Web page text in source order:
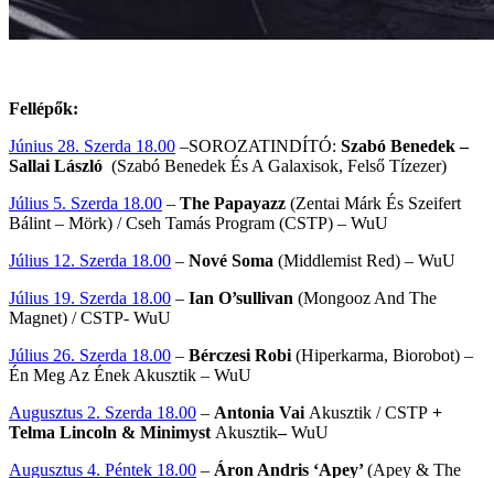
Fellépők:
Június 28. Szerda 18.00 –SOROZATINDÍTÓ: Szabó Benedek –
Sallai László (Szabó Benedek És A Galaxisok, Felső Tízezer)
Július 5. Szerda 18.00 – The Papayazz (Zentai Márk És Szeifert
Bálint – Mörk) / Cseh Tamás Program (CSTP) – WuU
Július 12. Szerda 18.00 – Nové Soma (Middlemist Red) – WuU
Július 19. Szerda 18.00 – Ian O’sullivan (Mongooz And The
Magnet) / CSTP- WuU
Július 26. Szerda 18.00 – Bérczesi Robi(Hiperkarma, Biorobot) –
Én Meg Az Ének Akusztik – WuU
Augusztus 2. Szerda 18.00 – Antonia VaiAkusztik / CSTP +
Telma Lincoln & MinimystAkusztik–WuU
Augusztus 4. Péntek 18.00 – Áron Andris ‘Apey’(Apey & The